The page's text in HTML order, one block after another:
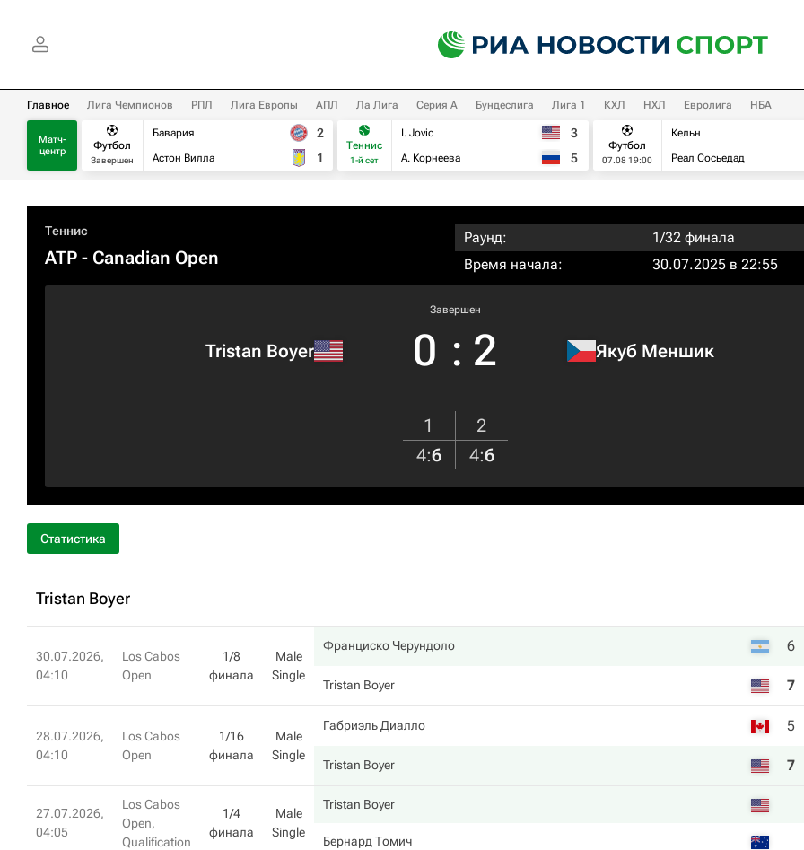
Главное Лига Чемпионов РПЛ Лига Европы АПЛ Ла Лига Серия А Бундеслига Лига 1 КХЛ НХЛ Евролига НБА
Матч-
центр
Футбол
Завершен
Бавария
Астон Вилла
2
1
Теннис
1-й сет
I. Jovic
А. Корнеева
3
5
Футбол
07.08 19:00
Кельн
Реал Сосьедад
Теннис
ATP - Canadian Open
Раунд:
1/32 финала
Время начала:
30.07.2025 в 22:55
Tristan Boyer
Завершен
0 : 2 Якуб Меншик
1
2
4:6 4:6
Статистика
Tristan Boyer
30.07.2026,
04:10
Los Cabos
Open
1/8
финала
Male
Single
Франциско Черундоло 6
Tristan Boyer 7
28.07.2026,
04:10
Los Cabos
Open
1/16
финала
Male
Single
Габриэль Диалло 5
Tristan Boyer 7
27.07.2026,
04:05
Los Cabos
Open,
Qualification
1/4
финала
Male
Single
Tristan Boyer
Бернард Томич